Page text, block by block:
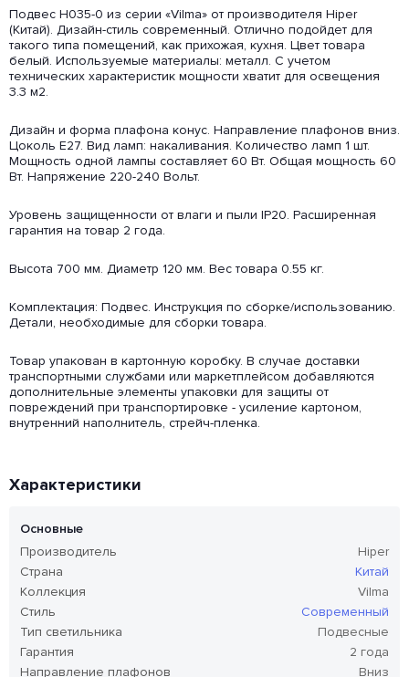
Подвес H035-0 из серии «Vilma» от производителя Hiper
(Китай). Дизайн-стиль современный. Отлично подойдет для
такого типа помещений, как прихожая, кухня. Цвет товара
белый. Используемые материалы: металл. С учетом
технических характеристик мощности хватит для освещения
3.3 м2.
Дизайн и форма плафона конус. Направление плафонов вниз.
Цоколь E27. Вид ламп: накаливания. Количество ламп 1 шт.
Мощность одной лампы составляет 60 Вт. Общая мощность 60
Вт. Напряжение 220-240 Вольт.
Уровень защищенности от влаги и пыли IP20. Расширенная
гарантия на товар 2 года.
Высота 700 мм. Диаметр 120 мм. Вес товара 0.55 кг.
Комплектация: Подвес. Инструкция по сборке/использованию.
Детали, необходимые для сборки товара.
Товар упакован в картонную коробку. В случае доставки
транспортными службами или маркетплейсом добавляются
дополнительные элементы упаковки для защиты от
повреждений при транспортировке - усиление картоном,
внутренний наполнитель, стрейч-пленка.
Характеристики
Основные
Производитель
Hiper
Страна
Китай
Коллекция
Vilma
Стиль
Современный
Тип светильника
Подвесные
Гарантия
2 года
Направление плафонов
Вниз